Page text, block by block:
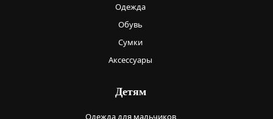
Одежда
Обувь
Сумки
Аксессуары
Детям
Одежда для мальчиков